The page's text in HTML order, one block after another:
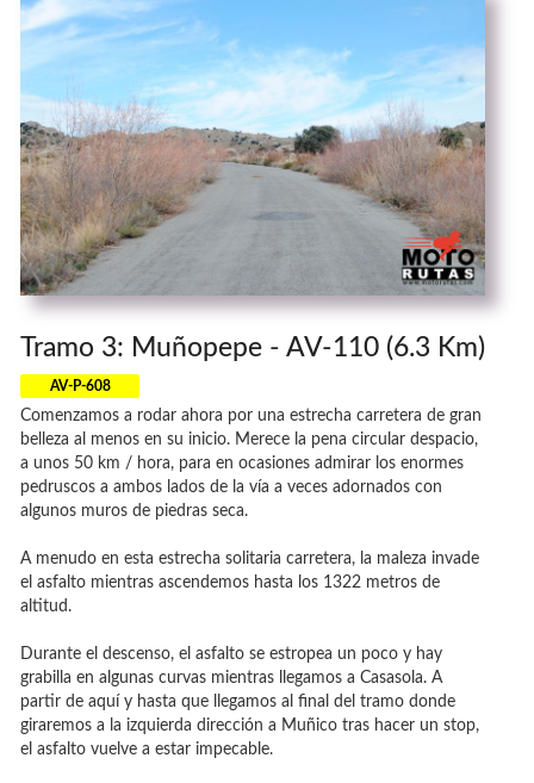
Tramo 3: Muñopepe - AV-110 (6.3 Km)
AV-P-608
Comenzamos a rodar ahora por una estrecha carretera de gran
belleza al menos en su inicio. Merece la pena circular despacio,
a unos 50 km / hora, para en ocasiones admirar los enormes
pedruscos a ambos lados de la vía a veces adornados con
algunos muros de piedras seca.
A menudo en esta estrecha solitaria carretera, la maleza invade
el asfalto mientras ascendemos hasta los 1322 metros de
altitud.
Durante el descenso, el asfalto se estropea un poco y hay
grabilla en algunas curvas mientras llegamos a Casasola. A
partir de aquí y hasta que llegamos al final del tramo donde
giraremos a la izquierda dirección a Muñico tras hacer un stop,
el asfalto vuelve a estar impecable.